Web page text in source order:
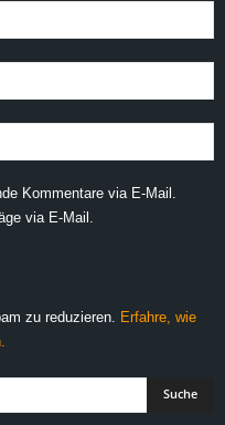
Kommentare via E-Mail.
via E-Mail.
zu reduzieren.
Erfahre, wie